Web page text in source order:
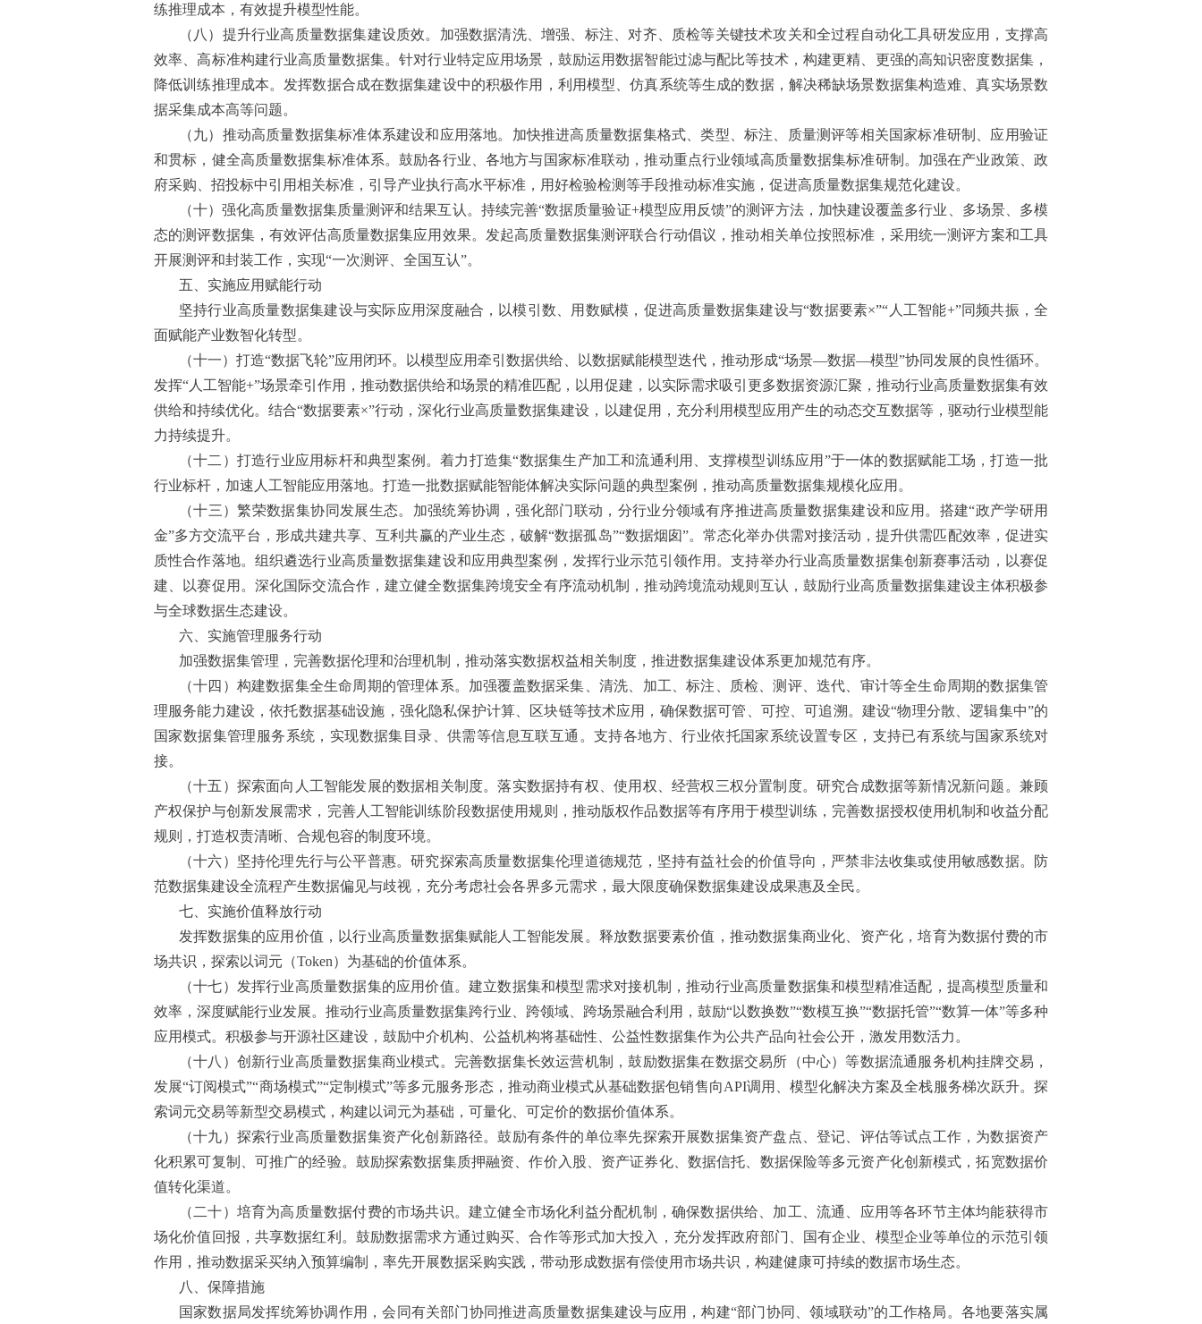
练推理成本，有效提升模型性能。
（八）提升行业高质量数据集建设质效。加强数据清洗、增强、标注、对齐、质检等关键技术攻关和全过程自动化工具研发应用，支撑高
效率、高标准构建行业高质量数据集。针对行业特定应用场景，鼓励运用数据智能过滤与配比等技术，构建更精、更强的高知识密度数据集，
降低训练推理成本。发挥数据合成在数据集建设中的积极作用，利用模型、仿真系统等生成的数据，解决稀缺场景数据集构造难、真实场景数
据采集成本高等问题。
（九）推动高质量数据集标准体系建设和应用落地。加快推进高质量数据集格式、类型、标注、质量测评等相关国家标准研制、应用验证
和贯标，健全高质量数据集标准体系。鼓励各行业、各地方与国家标准联动，推动重点行业领域高质量数据集标准研制。加强在产业政策、政
府采购、招投标中引用相关标准，引导产业执行高水平标准，用好检验检测等手段推动标准实施，促进高质量数据集规范化建设。
（十）强化高质量数据集质量测评和结果互认。持续完善“数据质量验证+模型应用反馈”的测评方法，加快建设覆盖多行业、多场景、多模
态的测评数据集，有效评估高质量数据集应用效果。发起高质量数据集测评联合行动倡议，推动相关单位按照标准，采用统一测评方案和工具
开展测评和封装工作，实现“一次测评、全国互认”。
五、实施应用赋能行动
坚持行业高质量数据集建设与实际应用深度融合，以模引数、用数赋模，促进高质量数据集建设与“数据要素×”“人工智能+”同频共振，全
面赋能产业数智化转型。
（十一）打造“数据飞轮”应用闭环。以模型应用牵引数据供给、以数据赋能模型迭代，推动形成“场景—数据—模型”协同发展的良性循环。
发挥“人工智能+”场景牵引作用，推动数据供给和场景的精准匹配，以用促建，以实际需求吸引更多数据资源汇聚，推动行业高质量数据集有效
供给和持续优化。结合“数据要素×”行动，深化行业高质量数据集建设，以建促用，充分利用模型应用产生的动态交互数据等，驱动行业模型能
力持续提升。
（十二）打造行业应用标杆和典型案例。着力打造集“数据集生产加工和流通利用、支撑模型训练应用”于一体的数据赋能工场，打造一批
行业标杆，加速人工智能应用落地。打造一批数据赋能智能体解决实际问题的典型案例，推动高质量数据集规模化应用。
（十三）繁荣数据集协同发展生态。加强统筹协调，强化部门联动，分行业分领域有序推进高质量数据集建设和应用。搭建“政产学研用
金”多方交流平台，形成共建共享、互利共赢的产业生态，破解“数据孤岛”“数据烟囱”。常态化举办供需对接活动，提升供需匹配效率，促进实
质性合作落地。组织遴选行业高质量数据集建设和应用典型案例，发挥行业示范引领作用。支持举办行业高质量数据集创新赛事活动，以赛促
建、以赛促用。深化国际交流合作，建立健全数据集跨境安全有序流动机制，推动跨境流动规则互认，鼓励行业高质量数据集建设主体积极参
与全球数据生态建设。
六、实施管理服务行动
加强数据集管理，完善数据伦理和治理机制，推动落实数据权益相关制度，推进数据集建设体系更加规范有序。
（十四）构建数据集全生命周期的管理体系。加强覆盖数据采集、清洗、加工、标注、质检、测评、迭代、审计等全生命周期的数据集管
理服务能力建设，依托数据基础设施，强化隐私保护计算、区块链等技术应用，确保数据可管、可控、可追溯。建设“物理分散、逻辑集中”的
国家数据集管理服务系统，实现数据集目录、供需等信息互联互通。支持各地方、行业依托国家系统设置专区，支持已有系统与国家系统对
接。
（十五）探索面向人工智能发展的数据相关制度。落实数据持有权、使用权、经营权三权分置制度。研究合成数据等新情况新问题。兼顾
产权保护与创新发展需求，完善人工智能训练阶段数据使用规则，推动版权作品数据等有序用于模型训练，完善数据授权使用机制和收益分配
规则，打造权责清晰、合规包容的制度环境。
（十六）坚持伦理先行与公平普惠。研究探索高质量数据集伦理道德规范，坚持有益社会的价值导向，严禁非法收集或使用敏感数据。防
范数据集建设全流程产生数据偏见与歧视，充分考虑社会各界多元需求，最大限度确保数据集建设成果惠及全民。
七、实施价值释放行动
发挥数据集的应用价值，以行业高质量数据集赋能人工智能发展。释放数据要素价值，推动数据集商业化、资产化，培育为数据付费的市
场共识，探索以词元（Token）为基础的价值体系。
（十七）发挥行业高质量数据集的应用价值。建立数据集和模型需求对接机制，推动行业高质量数据集和模型精准适配，提高模型质量和
效率，深度赋能行业发展。推动行业高质量数据集跨行业、跨领域、跨场景融合利用，鼓励“以数换数”“数模互换”“数据托管”“数算一体”等多种
应用模式。积极参与开源社区建设，鼓励中介机构、公益机构将基础性、公益性数据集作为公共产品向社会公开，激发用数活力。
（十八）创新行业高质量数据集商业模式。完善数据集长效运营机制，鼓励数据集在数据交易所（中心）等数据流通服务机构挂牌交易，
发展“订阅模式”“商场模式”“定制模式”等多元服务形态，推动商业模式从基础数据包销售向API调用、模型化解决方案及全栈服务梯次跃升。探
索词元交易等新型交易模式，构建以词元为基础，可量化、可定价的数据价值体系。
（十九）探索行业高质量数据集资产化创新路径。鼓励有条件的单位率先探索开展数据集资产盘点、登记、评估等试点工作，为数据资产
化积累可复制、可推广的经验。鼓励探索数据集质押融资、作价入股、资产证券化、数据信托、数据保险等多元资产化创新模式，拓宽数据价
值转化渠道。
（二十）培育为高质量数据付费的市场共识。建立健全市场化利益分配机制，确保数据供给、加工、流通、应用等各环节主体均能获得市
场化价值回报，共享数据红利。鼓励数据需求方通过购买、合作等形式加大投入，充分发挥政府部门、国有企业、模型企业等单位的示范引领
作用，推动数据采买纳入预算编制，率先开展数据采购实践，带动形成数据有偿使用市场共识，构建健康可持续的数据市场生态。
八、保障措施
国家数据局发挥统筹协调作用，会同有关部门协同推进高质量数据集建设与应用，构建“部门协同、领域联动”的工作格局。各地要落实属